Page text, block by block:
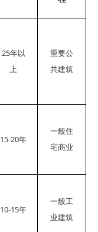
25年以
上
重要公
共建筑
15-20年
一般住
宅商业
10-15年
一般工
业建筑